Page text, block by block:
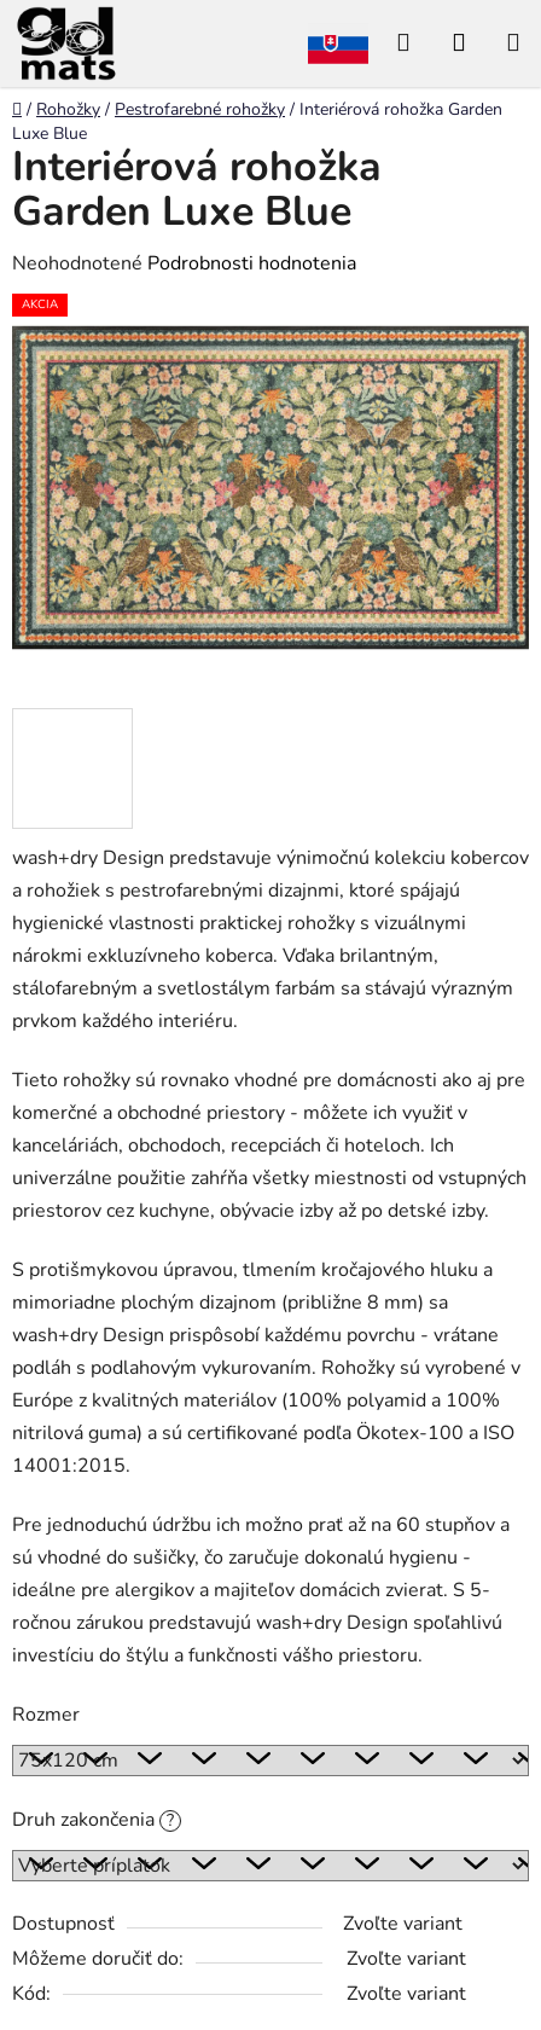
Prejsť
na
obsah
Hľadať
Domov
/ Rohožky / Pestrofarebné rohožky / Interiérová rohožka Garden
Luxe Blue
wash+dry Design predstavuje výnimočnú kolekciu kobercov
a rohožiek s pestrofarebnými dizajnmi, ktoré spájajú
hygienické vlastnosti praktickej rohožky s vizuálnymi
nárokmi exkluzívneho koberca. Vďaka brilantným,
stálofarebným a svetlostálym farbám sa stávajú výrazným
prvkom každého interiéru.
Tieto rohožky sú rovnako vhodné pre domácnosti ako aj pre
komerčné a obchodné priestory - môžete ich využiť v
kanceláriách, obchodoch, recepciách či hoteloch. Ich
univerzálne použitie zahŕňa všetky miestnosti od vstupných
priestorov cez kuchyne, obývacie izby až po detské izby.
S protišmykovou úpravou, tlmením kročajového hluku a
mimoriadne plochým dizajnom (približne 8 mm) sa
wash+dry Design prispôsobí každému povrchu - vrátane
podláh s podlahovým vykurovaním. Rohožky sú vyrobené v
Európe z kvalitných materiálov (100% polyamid a 100%
nitrilová guma) a sú certifikované podľa Ökotex-100 a ISO
14001:2015.
Pre jednoduchú údržbu ich možno prať až na 60 stupňov a
sú vhodné do sušičky, čo zaručuje dokonalú hygienu -
ideálne pre alergikov a majiteľov domácich zvierat. S 5-
ročnou zárukou predstavujú wash+dry Design spoľahlivú
investíciu do štýlu a funkčnosti vášho priestoru.
Rozmer
Druh zakončenia ?
Dostupnosť
Zvoľte variant
Môžeme doručiť do:
Zvoľte variant
Kód:
Zvoľte variant
Interiérová rohožka
Garden Luxe Blue
Priemerné
hodnotenie
produktu
je
0,0
z
5
hviezdičiek.
Neohodnotené Podrobnosti hodnotenia
AKCIA